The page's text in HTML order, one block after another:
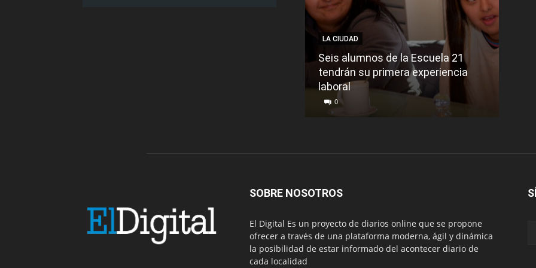
LA CIUDAD
Seis alumnos de la Escuela 21
tendrán su primera experiencia
laboral
0
SOBRE NOSOTROS
El Digital Es un proyecto de diarios online que se propone
ofrecer a través de una plataforma moderna, ágil y dinámica
la posibilidad de estar informado del acontecer diario de
cada localidad